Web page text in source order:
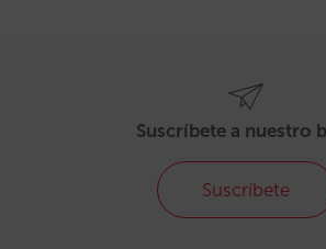
Suscríbete a nuestro
Suscríbete